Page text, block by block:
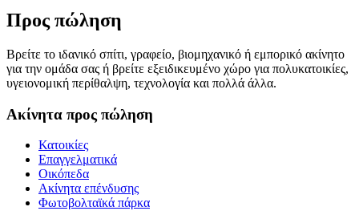
Προς πώληση
Βρείτε το ιδανικό σπίτι, γραφείο, βιομηχανικό ή εμπορικό ακίνητο
για την ομάδα σας ή βρείτε εξειδικευμένο χώρο για πολυκατοικίες,
υγειονομική περίθαλψη, τεχνολογία και πολλά άλλα.
Ακίνητα προς πώληση
Κατοικίες
Επαγγελματικά
Οικόπεδα
Ακίνητα επένδυσης
Φωτοβολταϊκά πάρκα